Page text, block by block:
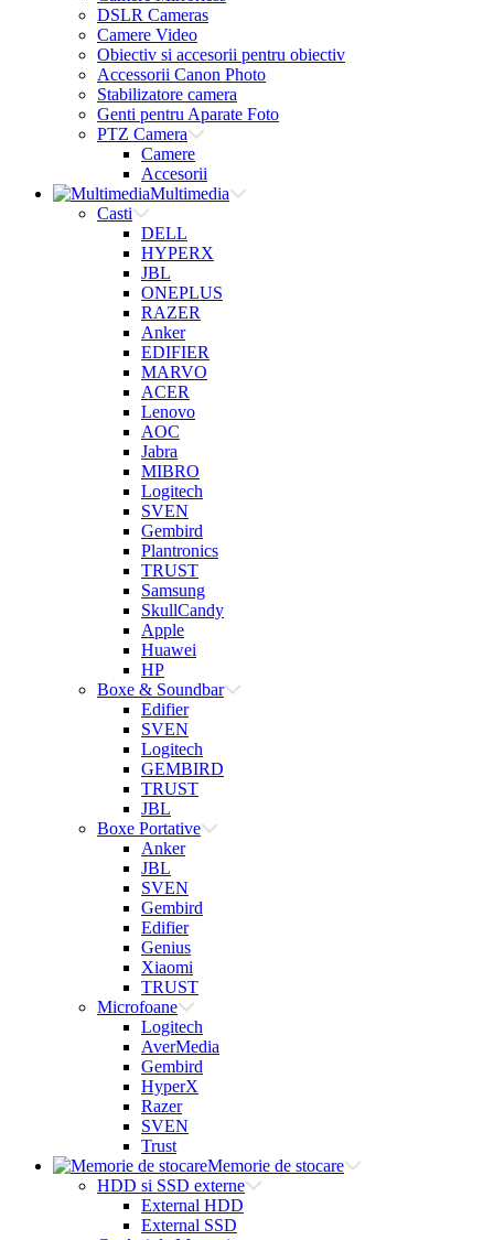
DSLR Cameras
Camere Video
Obiectiv si accesorii pentru obiectiv
Accessorii Canon Photo
Stabilizatore camera
Genti pentru Aparate Foto
PTZ Camera
Camere
Accesorii
Multimedia
Casti
DELL
HYPERX
JBL
ONEPLUS
RAZER
Anker
EDIFIER
MARVO
ACER
Lenovo
AOC
Jabra
MIBRO
Logitech
SVEN
Gembird
Plantronics
TRUST
Samsung
SkullCandy
Apple
Huawei
HP
Boxe & Soundbar
Edifier
SVEN
Logitech
GEMBIRD
TRUST
JBL
Boxe Portative
Anker
JBL
SVEN
Gembird
Edifier
Genius
Xiaomi
TRUST
Microfoane
Logitech
AverMedia
Gembird
HyperX
Razer
SVEN
Trust
Memorie de stocare
HDD si SSD externe
External HDD
External SSD